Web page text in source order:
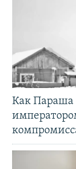
Как Параша